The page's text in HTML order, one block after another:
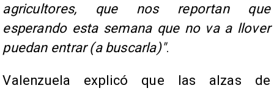
agricultores, que nos reportan que
esperando esta semana que no va a llover
puedan entrar (a buscarla)".
Valenzuela explicó que las alzas de